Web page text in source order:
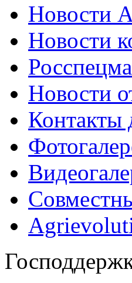
Новости
Новости
Новости